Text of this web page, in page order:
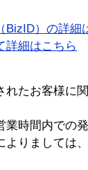
BizID）の詳細
詳細はこちら
れたお客様に
業時間内での
よりましては